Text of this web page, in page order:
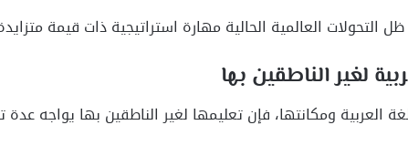
التحولات العالمية الحالية مهارة استراتيجية ذات قيمة
لغير الناطقين بها
العربية ومكانتها، فإن تعليمها لغير الناطقين بها يواجه عدة